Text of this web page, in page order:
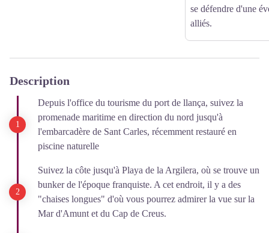
se défendre d'une
alliés.
Description
Depuis l'office du tourisme du port de llança, suivez la
promenade maritime en direction du nord jusqu'à
l'embarcadère de Sant Carles, récemment restauré en
piscine naturelle
Suivez la côte jusqu'à Playa de la Argilera, où se trouve un
bunker de l'époque franquiste. A cet endroit, il y a des
"chaises longues" d'où vous pourrez admirer la vue sur la
Mar d'Amunt et du Cap de Creus.